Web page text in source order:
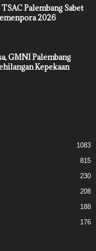
Palembang Sabet
2026
GMNI Palembang
Kepekaan
1083
815
230
208
188
176